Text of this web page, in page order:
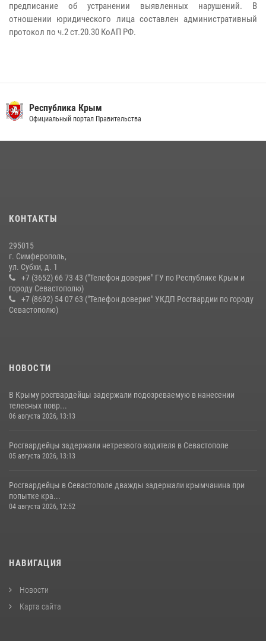
предписание об устранении выявленных нарушений. В
отношении юридического лица составлен административный
протокол по ч.2 ст.20.30 КоАП РФ.
Республика Крым
Официальный портал Правительства
КОНТАКТЫ
295015
г. Симферополь,
ул. Субхи, д. 1
+7 (3652) 66 73 43 ("Телефон доверия" ГУ по Республике Крым и
городу Севастополю)
+7 (8692) 54 07 63 ("Телефон доверия" УКДП Росгвардии по городу
Севастополю)
НОВОСТИ
В Крыму росгвардейцы задержали подозреваемую в нанесении
телесных повр...
06 августа 2026, 13:13
Росгвардейцы задержали нетрезвого водителя в Севастополе
05 августа 2026, 13:13
Росгвардейцы в Севастополе дважды задержали крымчанина при
попытке кра...
04 августа 2026, 12:52
НАВИГАЦИЯ
Новости
Карта сайта